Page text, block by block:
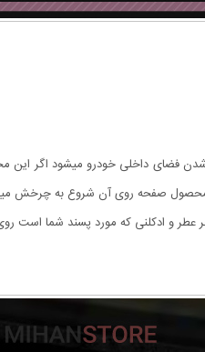
فضای داخلی خودرو میشود اگر
محصول صفحه روی آن شروع به چرخش
و ادکلنی که مورد پسند شما است